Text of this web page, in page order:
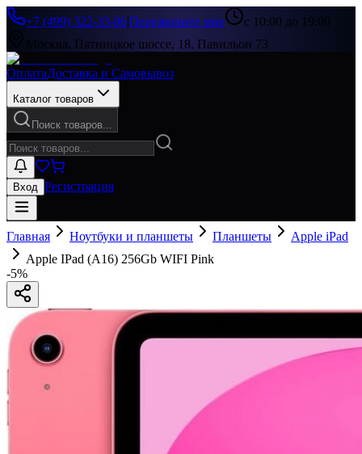
+7 (499) 322-33-86|Перезвоните мне
с 10:00 до 19:00
Москва, Пятницкое шоссе, 18, Павильон 73
ОплатаДоставка и Самовывоз
Каталог товаров
Поиск товаров...
Вход Регистрация
Главная Ноутбуки и планшеты Планшеты
Apple iPad
Apple IPad (A16) 256Gb WIFI Pink
-5%